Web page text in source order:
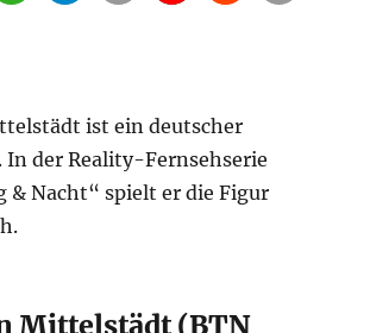
ist ein deutscher
In der Reality-Fernsehserie
& Nacht“ spielt er die Figur
Mittelstädt (BTN